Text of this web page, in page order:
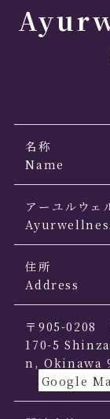
名称
Name
アーユルウ
住所
Address
〒905-0208
170-5
n, Okinawa
Google